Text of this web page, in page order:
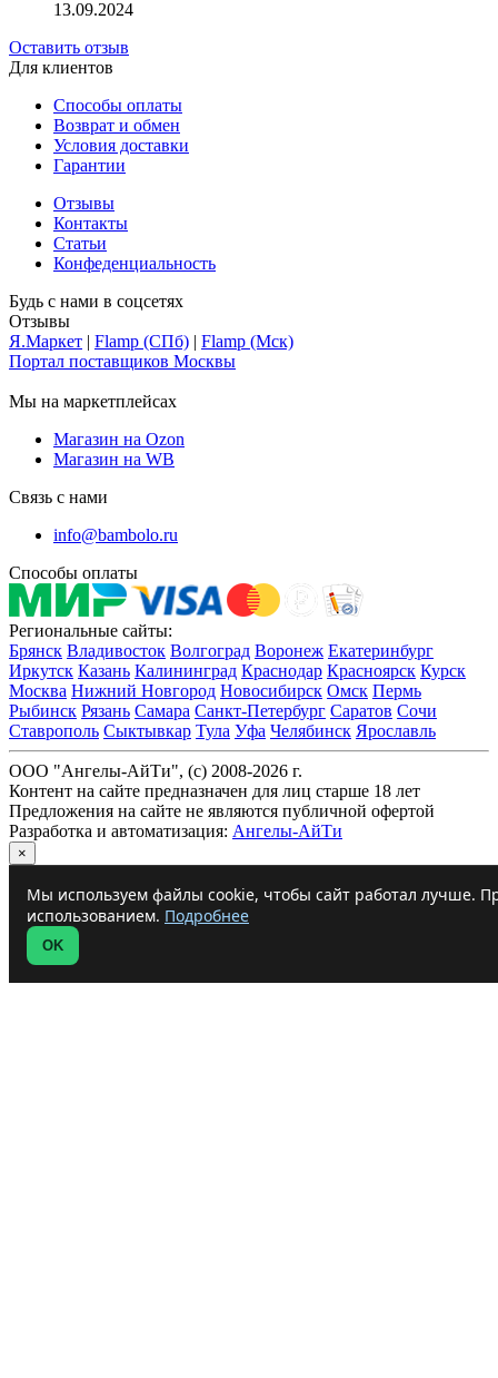
13.09.2024
Оставить отзыв
Для клиентов
Способы оплаты
Возврат и обмен
Условия доставки
Гарантии
Отзывы
Контакты
Статьи
Конфеденциальность
Будь с нами в соцсетях
Отзывы
Я.Маркет | Flamp (СПб) | Flamp (Мск)
Портал поставщиков Москвы
Мы на маркетплейсах
Магазин на Ozon
Магазин на WB
Связь с нами
info@bambolo.ru
Способы оплаты
Региональные сайты:
Брянск Владивосток Волгоград Воронеж Екатеринбург
Иркутск Казань Калининград Краснодар Красноярск Курск
Москва Нижний Новгород Новосибирск Омск Пермь
Рыбинск Рязань Самара Санкт-Петербург Саратов Сочи
Ставрополь Сыктывкар Тула Уфа Челябинск Ярославль
ООО "Ангелы-АйТи", (c) 2008-2026 г.
Контент на сайте предназначен для лиц старше 18 лет
Предложения на сайте не являются публичной офертой
Разработка и автоматизация: Ангелы-АйТи
×
Мы используем файлы cookie, чтобы сайт работал лучше.
использованием. Подробнее
OK